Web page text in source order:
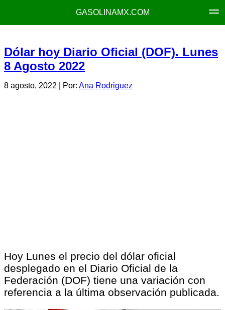
GASOLINAMX.COM
Dólar hoy Diario Oficial (DOF). Lunes
8 Agosto 2022
8 agosto, 2022 | Por: Ana Rodriguez
Hoy Lunes el precio del dólar oficial
desplegado en el Diario Oficial de la
Federación (DOF) tiene una variación con
referencia a la última observación publicada.